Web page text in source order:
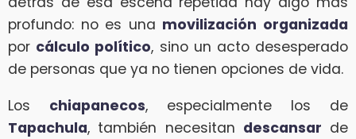
profundo: no es una movilización organizada
por cálculo político, sino un acto desesperado
de personas que ya no tienen opciones de vida.
Los chiapanecos, especialmente los de
Tapachula, también necesitan descansar de